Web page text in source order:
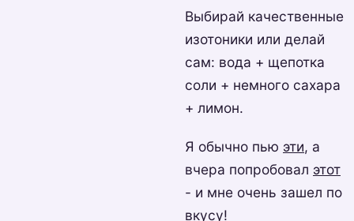
Выбирай качественные
изотоники или делай
сам: вода + щепотка
соли + немного сахара
+ лимон.
Я обычно пью эти, а
вчера попробовал этот
- и мне очень зашел по
вкусу!